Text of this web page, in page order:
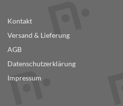
Kontakt
Versand & Lieferung
AGB
Datenschutzerklärung
Impressum